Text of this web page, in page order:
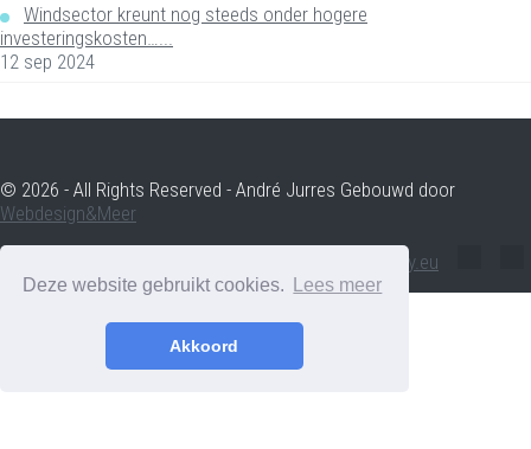
Deze website gebruikt cookies. Lees meer
Akkoord
Windsector kreunt nog steeds onder hogere
investeringskosten…...
12 sep 2024
© 2026 - All Rights Reserved - André Jurres Gebouwd door
Webdesign&Meer
andre.jurres@voltenergy.eu